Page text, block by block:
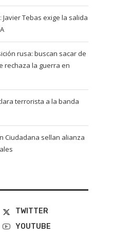
Tebas exige la salida
rusa: buscan sacar de
rechaza la guerra en
terrorista a la banda
Ciudadana sellan alianza
TWITTER
YOUTUBE